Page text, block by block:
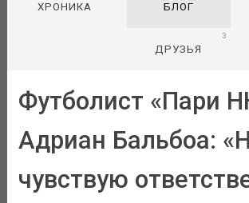
ХРОНИКА БЛОГ
ДРУЗЬЯ
3
Футболист «Пари
Адриан Бальбоа:
чувствую